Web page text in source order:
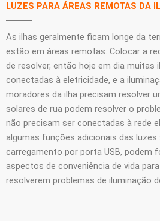
LUZES PARA ÁREAS REMOTAS DA
As ilhas geralmente ficam longe da
estão em áreas remotas. Colocar a
de resolver, então hoje em dia muitas
conectadas à eletricidade, e a
moradores da ilha precisam resolver
solares de rua podem resolver o
não precisam ser conectadas à rede
algumas funções adicionais das
carregamento por porta USB, podem
aspectos de conveniência de vida
resolverem problemas de iluminação